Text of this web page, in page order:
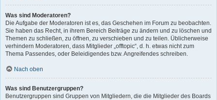
Was sind Moderatoren?
Die Aufgabe der Moderatoren ist es, das Geschehen im Forum zu beobachten.
Sie haben das Recht, in ihrem Bereich Beiträge zu ändern und zu löschen und
Themen zu schließen, zu öffnen, zu verschieben und zu teilen. Üblicherweise
verhindern Moderatoren, dass Mitglieder „offtopic“, d. h. etwas nicht zum
Thema Passendes, oder Beleidigendes bzw. Angreifendes schreiben.
Nach oben
Was sind Benutzergruppen?
Benutzergruppen sind Gruppen von Mitgliedern, die die Mitglieder des Boards